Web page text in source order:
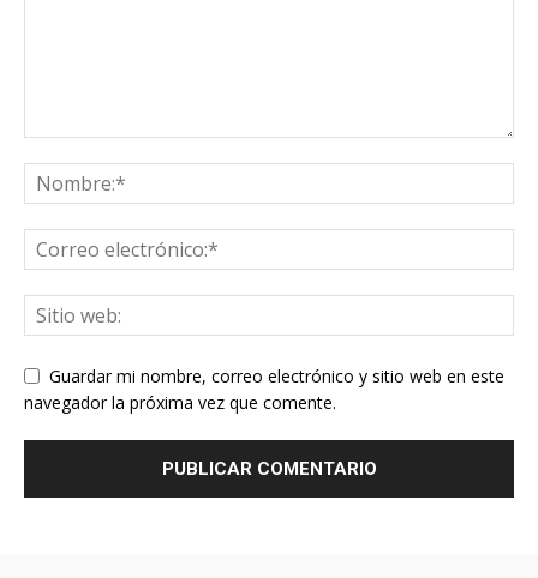
Guardar mi nombre, correo electrónico y sitio web en este
navegador la próxima vez que comente.